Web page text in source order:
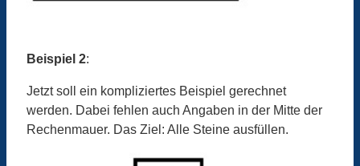
Beispiel 2:
Jetzt soll ein kompliziertes Beispiel gerechnet
werden. Dabei fehlen auch Angaben in der Mitte der
Rechenmauer. Das Ziel: Alle Steine ausfüllen.